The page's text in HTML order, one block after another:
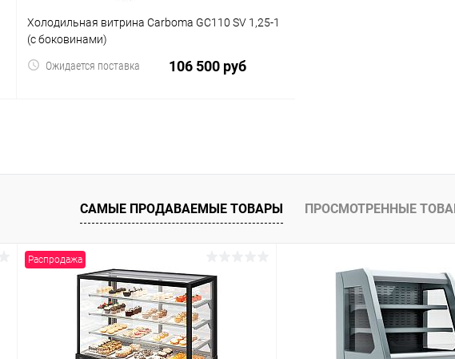
Холодильная витрина Carboma GC110 SV 1,25-1
(с боковинами)
Ожидается поставка 106 500 руб
Купить в 1 клик Сравнение
САМЫЕ ПРОДАВАЕМЫЕ ТОВАРЫ ПРОСМОТРЕННЫЕ
Распродажа